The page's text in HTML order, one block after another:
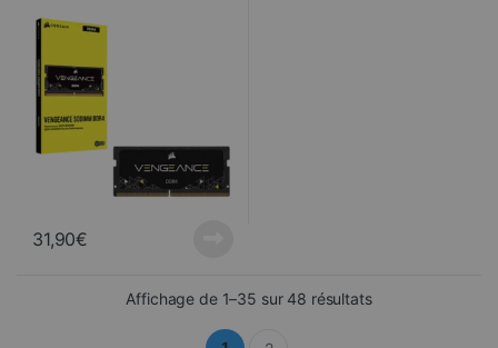
31,90€
Affichage de 1–35 sur 48 résultatsTrié du plus